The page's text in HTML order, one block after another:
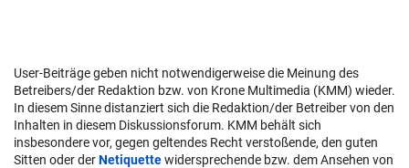
User-Beiträge geben nicht notwendigerweise die Meinung des
Betreibers/der Redaktion bzw. von Krone Multimedia (KMM) wieder.
In diesem Sinne distanziert sich die Redaktion/der Betreiber von den
Inhalten in diesem Diskussionsforum. KMM behält sich
insbesondere vor, gegen geltendes Recht verstoßende, den guten
Sitten oder derNetiquettewidersprechende bzw. dem Ansehen von